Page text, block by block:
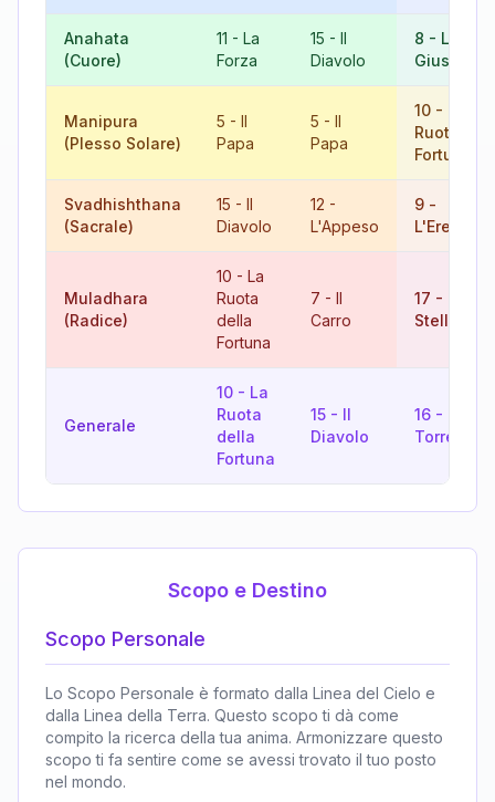
Anahata
(Cuore)
11 - La
Forza
15 - Il
Diavolo
8 - La
Giustizia
Manipura
(Plesso Solare)
5 - Il
Papa
5 - Il
Papa
10 -
Ruota
Fortuna
Svadhishthana
(Sacrale)
15 - Il
Diavolo
12 -
L'Appeso
9 -
L'Eremita
Muladhara
(Radice)
10 - La
Ruota
della
Fortuna
7 - Il
Carro
17 -
Stella
Generale
10 - La
Ruota
della
Fortuna
15 - Il
Diavolo
16 -
Torre
Scopo e Destino
Scopo Personale
Lo Scopo Personale è formato dalla Linea del Cielo e
dalla Linea della Terra. Questo scopo ti dà come
compito la ricerca della tua anima. Armonizzare questo
scopo ti fa sentire come se avessi trovato il tuo posto
nel mondo.